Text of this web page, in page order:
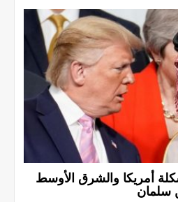
أمريكا والشرق الأوسط